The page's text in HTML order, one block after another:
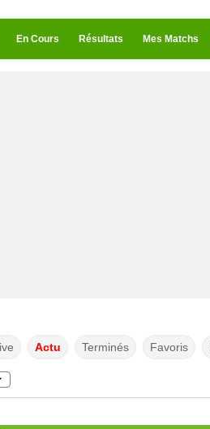
En Cours Résultats Mes Matchs
Actu Terminés Favoris